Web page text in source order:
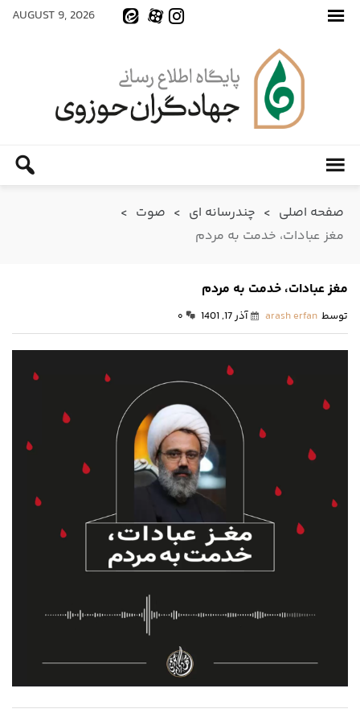
AUGUST 9, 2026
صفحه اصلی > چندرسانه ای > صوت >
مغز عبادات، خدمت به مردم
مغز عبادات، خدمت به مردم
توسط arash erfan آذر 17, 1401 ۰